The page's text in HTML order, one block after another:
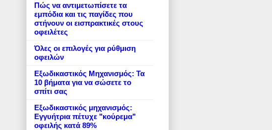
Πώς να αντιμετωπίσετε τα
εμπόδια και τις παγίδες που
στήνουν οι εισπρακτικές στους
οφειλέτες
Όλες οι επιλογές για ρύθμιση
οφειλών
Εξωδικαστικός Μηχανισμός: Τα
10 βήματα για να σώσετε το
σπίτι σας
Εξωδικαστικός μηχανισμός:
Εγγυήτρια πέτυχε "κούρεμα"
οφειλής κατά 89%